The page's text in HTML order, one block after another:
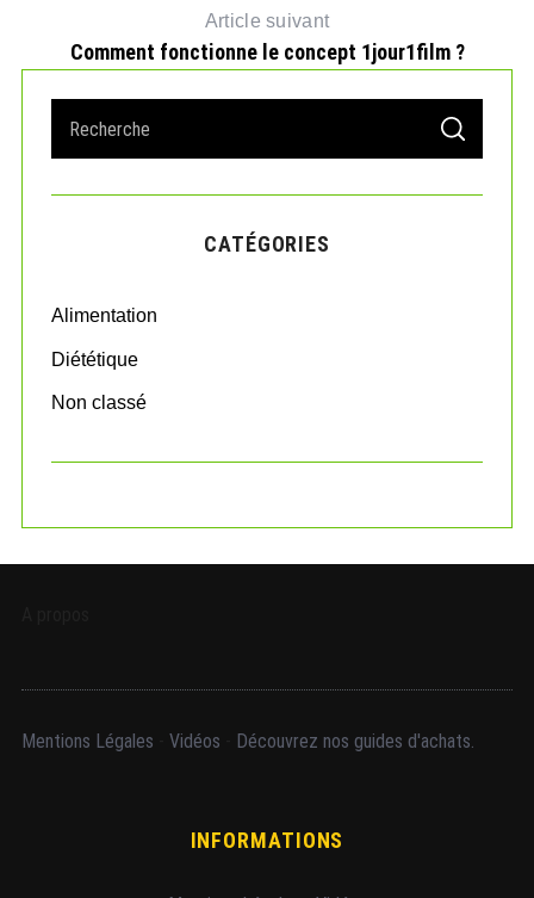
Article suivant
Comment fonctionne le concept 1jour1film ?
r
o
:
S
A
C
CATÉGORIES
Alimentation
Diététique
Non classé
Mentions Légales Vidéos Découvrez nos guides d'achats.
INFORMATIONS